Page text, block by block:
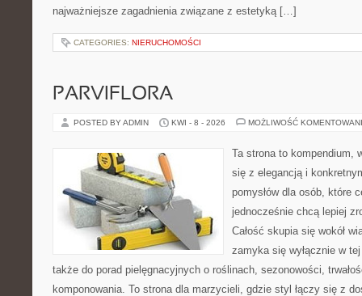
najważniejsze zagadnienia związane z estetyką […]
CATEGORIES: NIERUCHOMOŚCI
PARVIFLORA
POSTED BY ADMIN KWI - 8 - 2026 MOŻLIWOŚĆ
Ta strona to kompendium,
się z elegancją i
pomysłów dla osób, które
jednocześnie chcą lepiej
Całość skupia się wokół
zamyka się wyłącznie w
także do porad pielęgnacyjnych o roślinach, sezonowości,
komponowania. To strona dla marzycieli, gdzie styl łączy się z